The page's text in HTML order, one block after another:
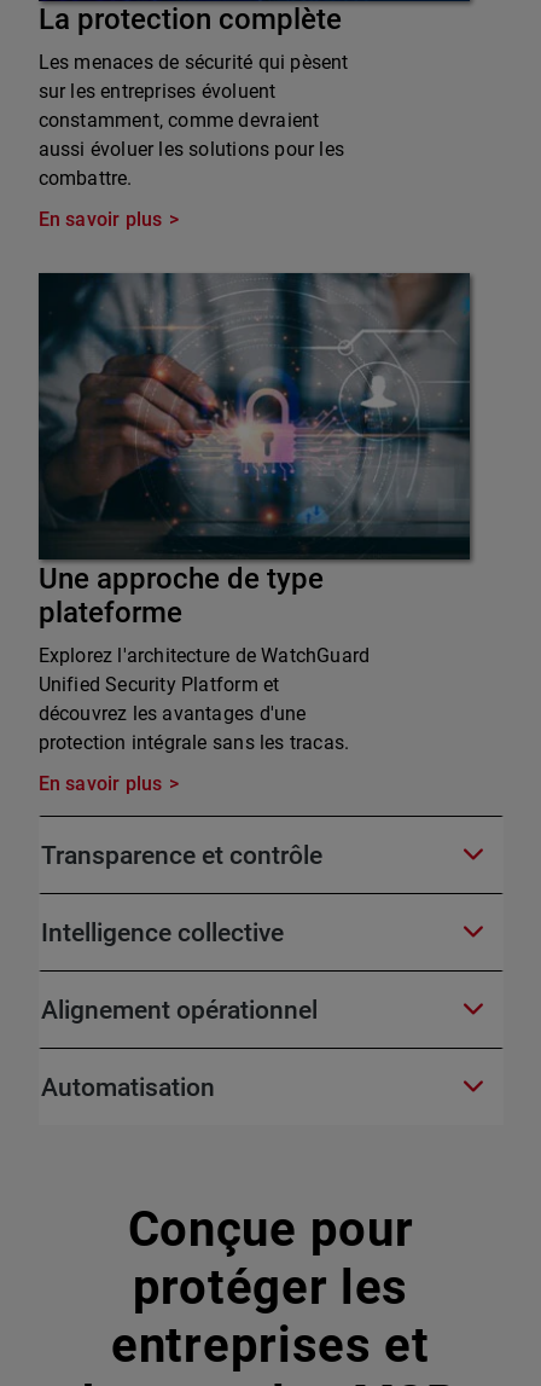
La protection complète
Les menaces de sécurité qui pèsent
sur les entreprises évoluent
constamment, comme devraient
aussi évoluer les solutions pour les
combattre.
En savoir plus
Une approche de type
plateforme
Explorez l'architecture de WatchGuard
Unified Security Platform et
découvrez les avantages d'une
protection intégrale sans les tracas.
En savoir plus
Transparence et contrôle
Intelligence collective
Alignement opérationnel
Automatisation
Conçue pour
protéger les
entreprises et